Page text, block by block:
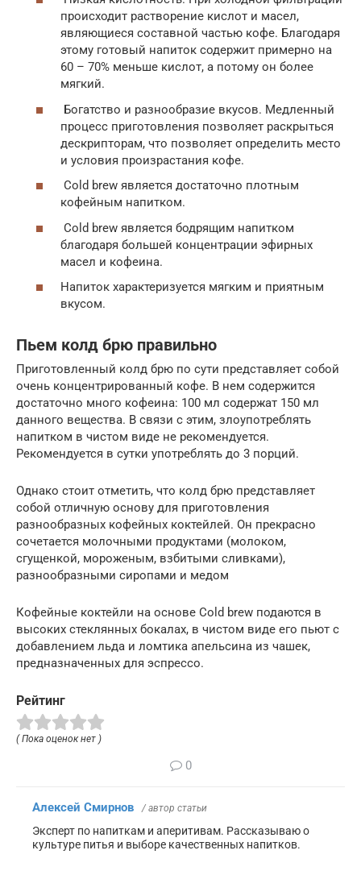
происходит растворение кислот и масел,
являющиеся составной частью кофе. Благодаря
этому готовый напиток содержит примерно на
60 – 70% меньше кислот, а потому он более
мягкий.
Богатство и разнообразие вкусов. Медленный
процесс приготовления позволяет раскрыться
дескрипторам, что позволяет определить место
и условия произрастания кофе.
Cold brew является достаточно плотным
кофейным напитком.
Cold brew является бодрящим напитком
благодаря большей концентрации эфирных
масел и кофеина.
Напиток характеризуется мягким и приятным
вкусом.
Пьем колд брю правильно
Приготовленный колд брю по сути представляет собой
очень концентрированный кофе. В нем содержится
достаточно много кофеина: 100 мл содержат 150 мл
данного вещества. В связи с этим, злоупотреблять
напитком в чистом виде не рекомендуется.
Рекомендуется в сутки употреблять до 3 порций.
Однако стоит отметить, что колд брю представляет
собой отличную основу для приготовления
разнообразных кофейных коктейлей. Он прекрасно
сочетается молочными продуктами (молоком,
сгущенкой, мороженым, взбитыми сливками),
разнообразными сиропами и медом
Кофейные коктейли на основе Cold brew подаются в
высоких стеклянных бокалах, в чистом виде его пьют с
добавлением льда и ломтика апельсина из чашек,
предназначенных для эспрессо.
Рейтинг
( Пока оценок нет )
0
Алексей Смирнов / автор статьи
Эксперт по напиткам и аперитивам. Рассказываю о
культуре питья и выборе качественных напитков.